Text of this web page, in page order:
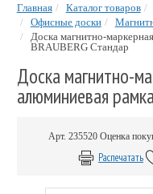
Главная Каталог товаров
Офисные доски
Доска магнитно-
BRAUBERG Стандар
Доска магнитно-
алюминиевая
Арт. 235520 Оценка
Распечатать